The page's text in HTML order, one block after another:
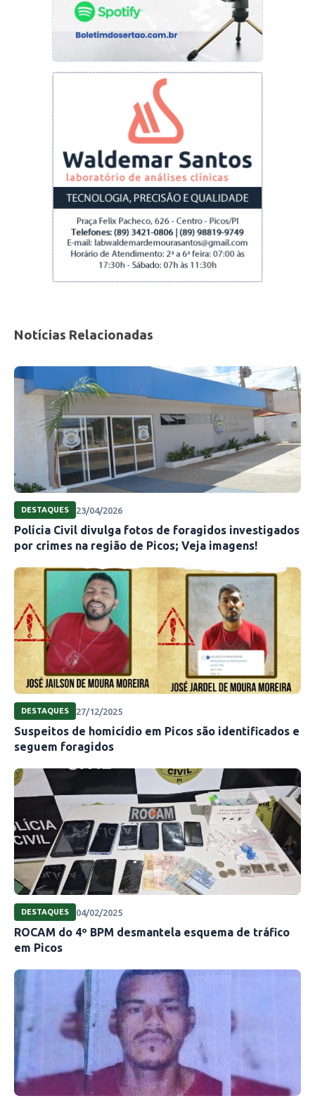
Notícias Relacionadas
DESTAQUES 23/04/2026
Polícia Civil divulga fotos de foragidos investigados
por crimes na região de Picos; Veja imagens!
DESTAQUES 27/12/2025
Suspeitos de homicídio em Picos são identificados e
seguem foragidos
DESTAQUES 04/02/2025
ROCAM do 4º BPM desmantela esquema de tráfico
em Picos